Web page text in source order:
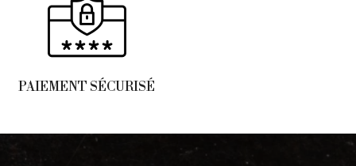
PAIEMENT SÉCURISÉ